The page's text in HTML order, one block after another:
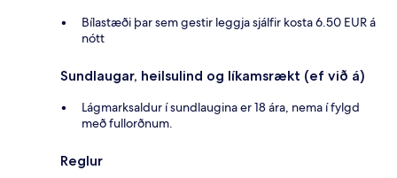
Bílastæði þar sem gestir leggja sjálfir kosta 6.50 EUR á
nótt
Sundlaugar, heilsulind og líkamsrækt (ef við á)
Lágmarksaldur í sundlaugina er 18 ára, nema í fylgd
með fullorðnum.
Reglur